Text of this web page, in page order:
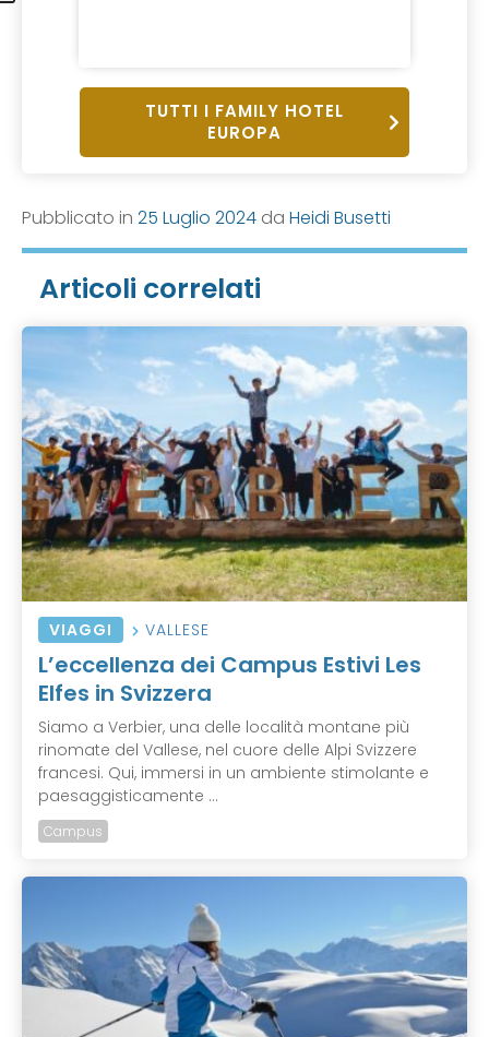
TUTTI I FAMILY HOTEL
EUROPA
Pubblicato in 25 Luglio 2024 da Heidi Busetti
Articoli correlati
VIAGGI VALLESE
L’eccellenza dei Campus Estivi Les
Elfes in Svizzera
Siamo a Verbier, una delle località montane più
rinomate del Vallese, nel cuore delle Alpi Svizzere
francesi. Qui, immersi in un ambiente stimolante e
paesaggisticamente ...
Campus